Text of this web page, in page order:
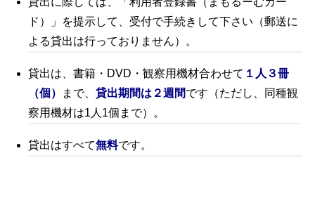
ド）」を提示して、受付で手続きして下さい（郵送に
よる貸出は行っておりません）。
貸出は、 書籍・DVD・観察用機材合わせて １人３冊
（個）
まで、 貸出期間は２週間です（ただし、同種観
察用機材は1人1個まで）。
貸出はすべて無料です。